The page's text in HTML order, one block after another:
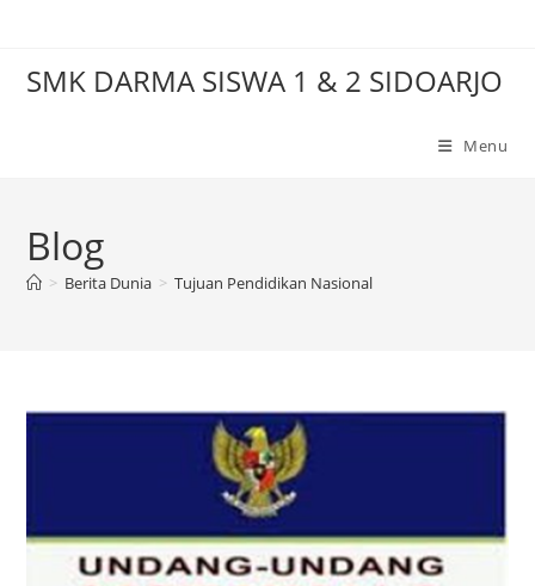
contentSMK DARMA SISWA 1 & 2 SIDOARJO
Menu
Blog
> Berita Dunia > Tujuan Pendidikan Nasional